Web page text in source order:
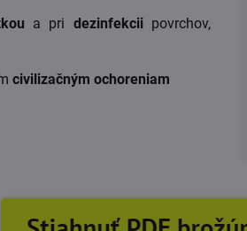
a pri dezinfekciipovrchov,
civilizačným ochoreniam